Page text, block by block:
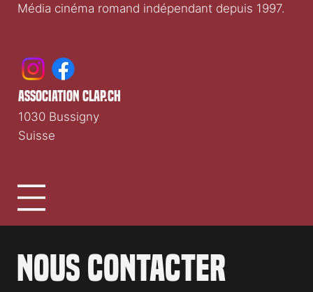
Média cinéma romand indépendant depuis 1997.
Nous contacter
association clap.ch
1030 Bussigny
Suisse